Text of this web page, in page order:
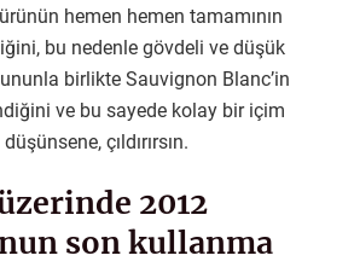
hemen hemen tamamının
bu nedenle gövdeli ve düşük
birlikte Sauvignon Blanc’in
ve bu sayede kolay bir içim
çıldırırsın.
2012
son kullanma